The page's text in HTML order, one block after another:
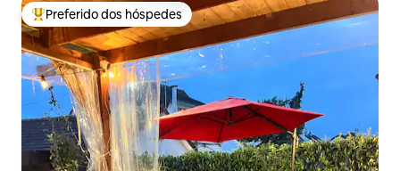
Entre os melhores preferidos dos hóspedes
Preferido dos hóspedes